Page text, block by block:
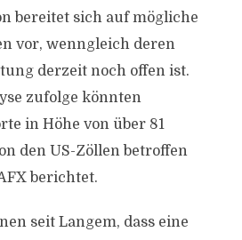
bereitet sich auf mögliche
vor, wenngleich deren
derzeit noch offen ist.
zufolge könnten
in Höhe von über 81
den US-Zöllen betroffen
berichtet.
seit Langem, dass eine